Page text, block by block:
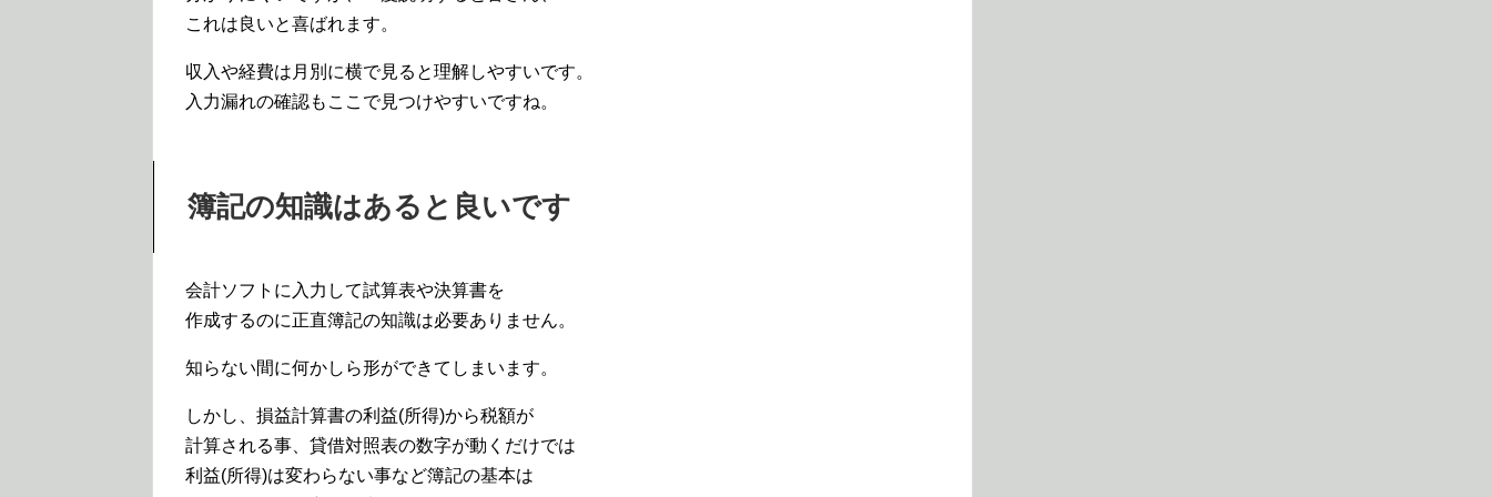
これは良いと喜ばれます。
収入や経費は月別に横で見ると理解しやすいです。
入力漏れの確認もここで見つけやすいですね。
簿記の知識はあると良いです
会計ソフトに入力して試算表や決算書を
作成するのに正直簿記の知識は必要ありません。
知らない間に何かしら形ができてしまいます。
しかし、損益計算書の利益(所得)から税額が
計算される事、貸借対照表の数字が動くだけでは
利益(所得)は変わらない事など簿記の基本は